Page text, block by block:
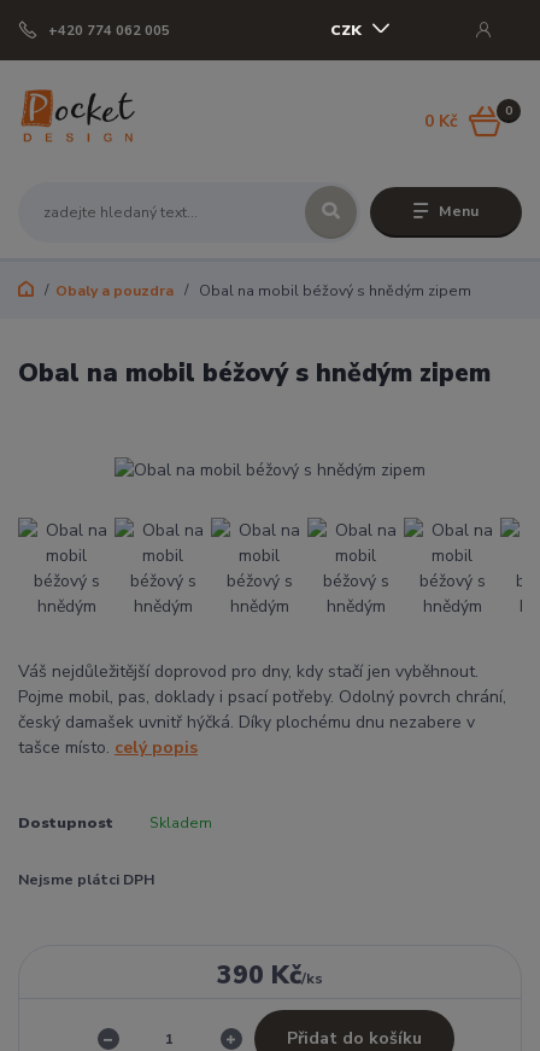
Menu
CZK
+420 774 062 005
0
0 Kč
Obaly a pouzdra Obal na mobil béžový s hnědým zipem
Obal na mobil béžový s hnědým zipem
Váš nejdůležitější doprovod pro dny, kdy stačí jen vyběhnout.
Pojme mobil, pas, doklady i psací potřeby. Odolný povrch chrání,
český damašek uvnitř hýčká. Díky plochému dnu nezabere v
tašce místo. celý popis
Dostupnost Skladem
Nejsme plátci DPH
390 Kč/ks
Přidat do košíku